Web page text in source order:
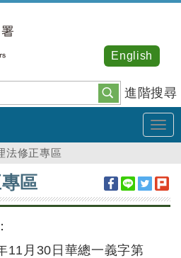
進階搜尋
English
法修正專區
區
11月30日華總一義字第